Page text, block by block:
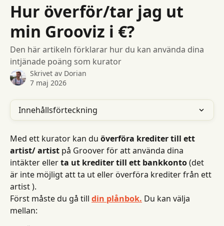
Hur överför/tar jag ut
min Grooviz i €?
Den här artikeln förklarar hur du kan använda dina
intjänade poäng som kurator
Skrivet av Dorian
7 maj 2026
Innehållsförteckning
Med ett kurator kan du överföra krediter till ett
artist/ artist på Groover för att använda dina
intäkter eller ta ut krediter till ett bankkonto (det
är inte möjligt att ta ut eller överföra krediter från ett
artist ).
Först måste du gå till din plånbok. Du kan välja
mellan: